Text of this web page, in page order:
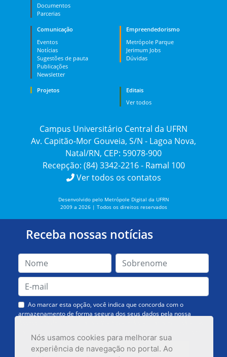
Nós usamos cookies para melhorar sua
experiência de navegação no portal. Ao
Documentos
Parcerias
Comunicação
Eventos
Notícias
Sugestões de pauta
Publicações
Newsletter
Empreendedorismo
Metrópole Parque
Jerimum Jobs
Dúvidas
Projetos
Editais
Ver todos
Campus Universitário Central da UFRN
Av. Capitão-Mor Gouveia, S/N - Lagoa Nova,
Natal/RN, CEP: 59078-900
Recepção: (84) 3342-2216 - Ramal 100
Ver todos os contatos
Desenvolvido pelo Metrópole Digital da UFRN
2009 a 2026 | Todos os direitos reservados
Receba nossas notícias
Ao marcar esta opção, você indica que concorda com o
armazenamento de forma segura dos seus dados pela nossa